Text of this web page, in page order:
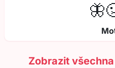
Zobrazit